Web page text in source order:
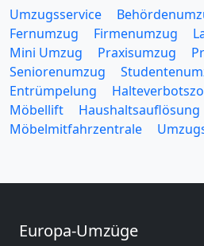
Umzugsservice
Fernumzug
Firmenumzug
Mini Umzug
Praxisumzug
Seniorenumzug
Entrümpelung
Möbellift
Haushaltsauflösung
Möbelmitfahrzentrale
Europa-Umzüge